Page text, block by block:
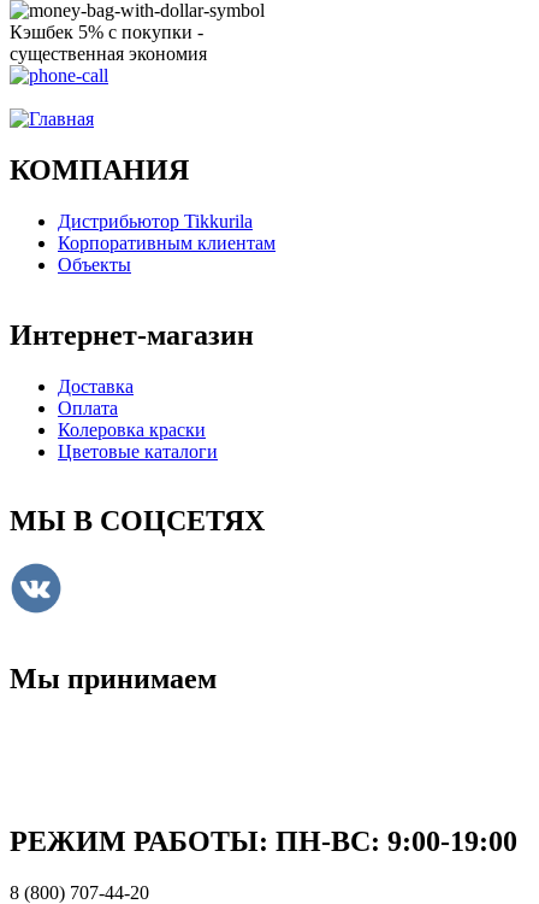
Кэшбек 5% с покупки -
существенная экономия
КОМПАНИЯ
Дистрибьютор Tikkurila
Корпоративным клиентам
Объекты
Интернет-магазин
Доставка
Оплата
Колеровка краски
Цветовые каталоги
МЫ В СОЦСЕТЯХ
Мы принимаем
РЕЖИМ РАБОТЫ: ПН-ВC: 9:00-19:00
8 (800) 707-44-20